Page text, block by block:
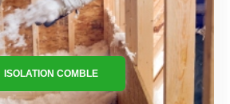
ISOLATION COMBLE